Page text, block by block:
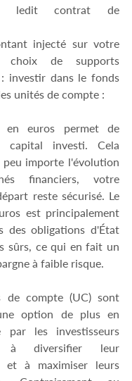
ledit contrat de
injecté sur votre
choix de supports
: investir dans le fonds
unités de compte :
en euros permet de
capital investi. Cela
peu importe l'évolution
financiers, votre
reste sécurisé. Le
est principalement
des obligations d'État
sûrs, ce qui en fait un
à faible risque.
de compte (UC) sont
option de plus en
par les investisseurs
à diversifier leur
et à maximiser leurs